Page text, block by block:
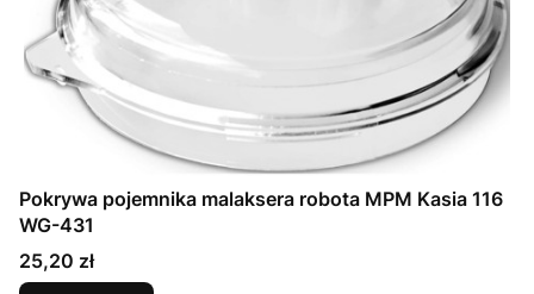
Pokrywa pojemnika malaksera robota MPM Kasia 116
WG-431
Cena
25,20 zł